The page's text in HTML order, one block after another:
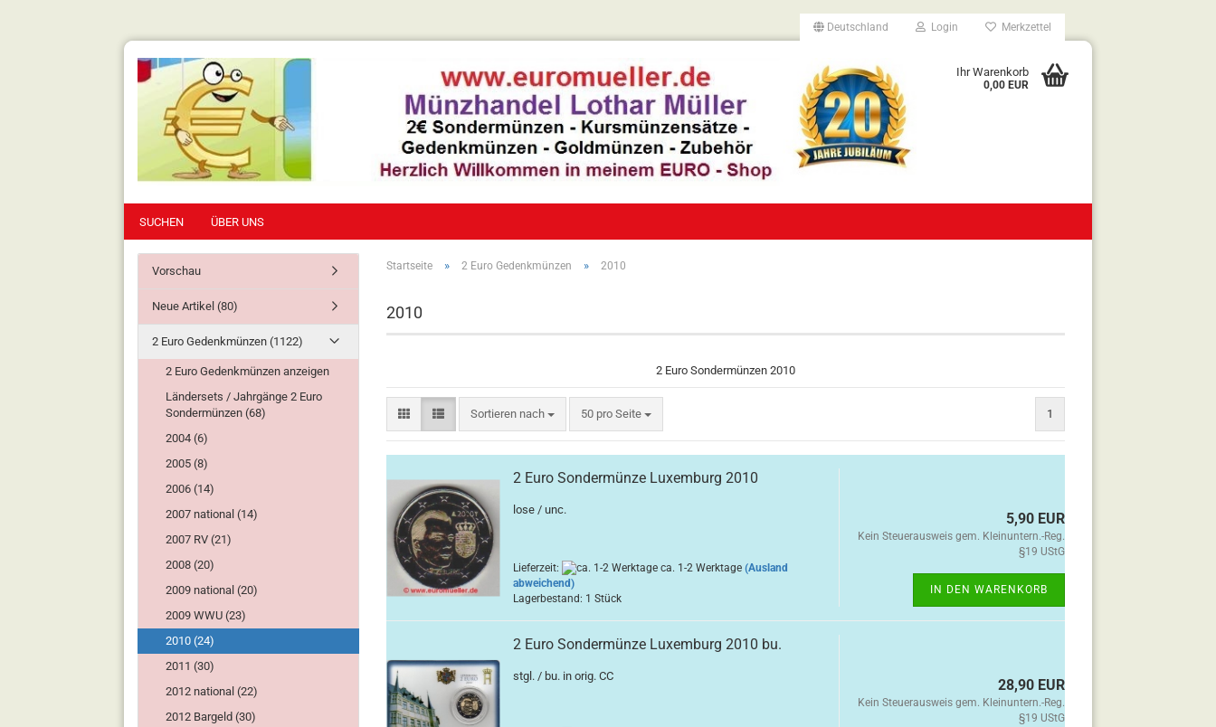
Deutschland Login Merkzettel
Ihr Warenkorb
0,00 EUR
SUCHEN ÜBER UNS
Startseite » 2 Euro Gedenkmünzen » 2010
2010
2 Euro Sondermünzen 2010
Sortieren nach
Sortieren nach 50 pro Seite
pro Seite 1
2 Euro Sondermünze Luxemburg 2010
lose / unc.
Lieferzeit: ca. 1-2 Werktage (Ausland
abweichend)
Lagerbestand: 1 Stück
5,90 EUR
Kein Steuerausweis gem. Kleinuntern.-Reg.
§19 UStG
IN DEN WARENKORB
2 Euro Sondermünze Luxemburg 2010 bu.
stgl. / bu. in orig. CC
28,90 EUR
Kein Steuerausweis gem. Kleinuntern.-Reg.
§19 UStG
Vorschau
Neue Artikel (80)
2 Euro Gedenkmünzen (1122)
2 Euro Gedenkmünzen anzeigen
Ländersets / Jahrgänge 2 Euro
Sondermünzen (68)
2004 (6)
2005 (8)
2006 (14)
2007 national (14)
2007 RV (21)
2008 (20)
2009 national (20)
2009 WWU (23)
2010 (24)
2011 (30)
2012 national (22)
2012 Bargeld (30)